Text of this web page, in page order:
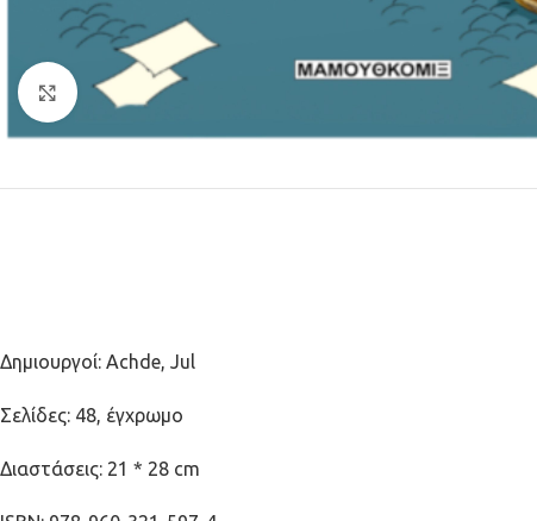
Κλικ για μεγέθυνση
Δημιουργοί: Achde, Jul
Σελίδες: 48, έγχρωμο
Διαστάσεις: 21 * 28 cm